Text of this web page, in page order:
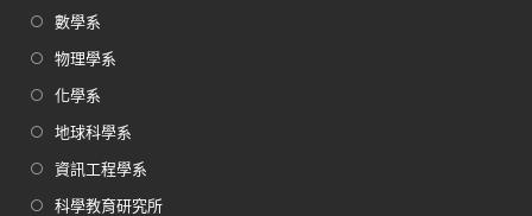
數學系
物理學系
化學系
地球科學系
資訊工程學系
科學教育研究所